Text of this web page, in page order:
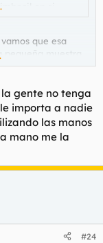
en si.
que esa
muestra
de Torbe, veras
por eso te lo
la gente no tenga
importa a nadie
las manos
mano me la
#24